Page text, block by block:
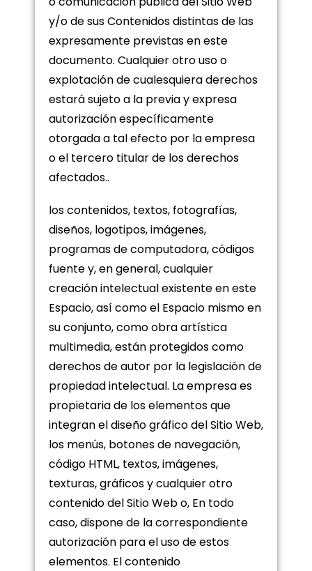
y/o de sus Contenidos distintas de las
expresamente previstas en este
documento. Cualquier otro uso o
explotación de cualesquiera derechos
estará sujeto a la previa y expresa
autorización específicamente
otorgada a tal efecto por la empresa
o el tercero titular de los derechos
afectados..
los contenidos, textos, fotografías,
diseños, logotipos, imágenes,
programas de computadora, códigos
fuente y, en general, cualquier
creación intelectual existente en este
Espacio, así como el Espacio mismo en
su conjunto, como obra artística
multimedia, están protegidos como
derechos de autor por la legislación de
propiedad intelectual. La empresa es
propietaria de los elementos que
integran el diseño gráfico del Sitio Web,
los menús, botones de navegación,
código HTML, textos, imágenes,
texturas, gráficos y cualquier otro
contenido del Sitio Web o, En todo
caso, dispone de la correspondiente
autorización para el uso de estos
elementos. El contenido